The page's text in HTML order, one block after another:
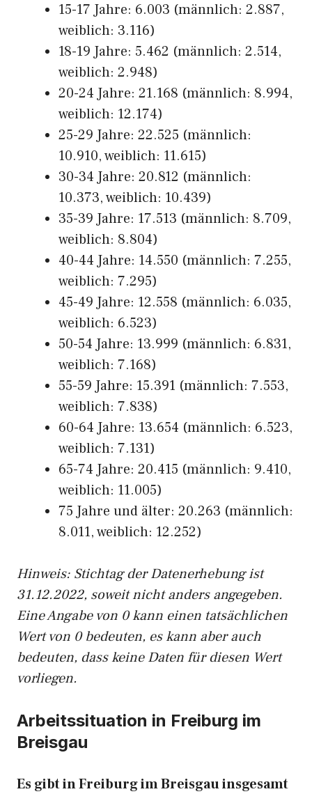
15-17 Jahre: 6.003 (männlich: 2.887,
weiblich: 3.116)
18-19 Jahre: 5.462 (männlich: 2.514,
weiblich: 2.948)
20-24 Jahre: 21.168 (männlich: 8.994,
weiblich: 12.174)
25-29 Jahre: 22.525 (männlich:
10.910, weiblich: 11.615)
30-34 Jahre: 20.812 (männlich:
10.373, weiblich: 10.439)
35-39 Jahre: 17.513 (männlich: 8.709,
weiblich: 8.804)
40-44 Jahre: 14.550 (männlich: 7.255,
weiblich: 7.295)
45-49 Jahre: 12.558 (männlich: 6.035,
weiblich: 6.523)
50-54 Jahre: 13.999 (männlich: 6.831,
weiblich: 7.168)
55-59 Jahre: 15.391 (männlich: 7.553,
weiblich: 7.838)
60-64 Jahre: 13.654 (männlich: 6.523,
weiblich: 7.131)
65-74 Jahre: 20.415 (männlich: 9.410,
weiblich: 11.005)
75 Jahre und älter: 20.263 (männlich:
8.011, weiblich: 12.252)
Hinweis: Stichtag der Datenerhebung ist
31.12.2022, soweit nicht anders angegeben.
Eine Angabe von 0 kann einen tatsächlichen
Wert von 0 bedeuten, es kann aber auch
bedeuten, dass keine Daten für diesen Wert
vorliegen.
Arbeitssituation in Freiburg im
Breisgau
Es gibt in Freiburg im Breisgau insgesamt